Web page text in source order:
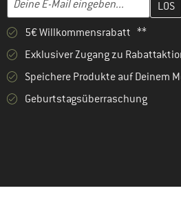
5€ Willkommensrabatt **
Exklusiver Zugang zu
Speichere Produkte auf Deinem
Geburtstagsüberraschung